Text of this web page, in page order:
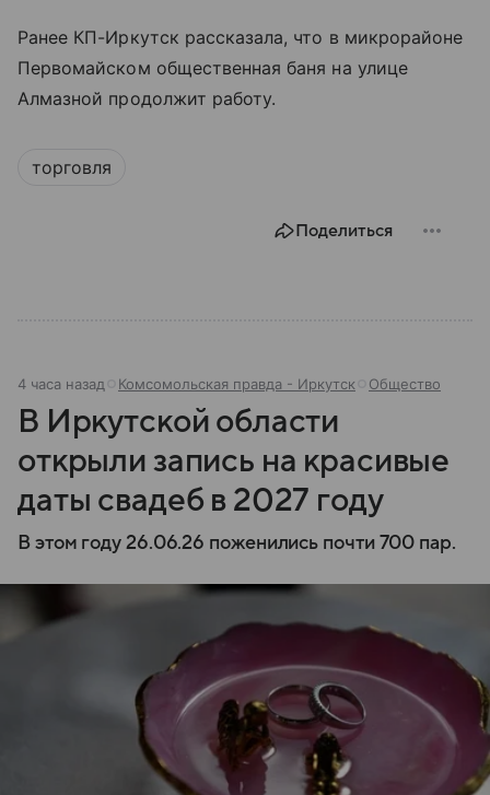
Ранее КП-Иркутск рассказала, что в микрорайоне
Первомайском общественная баня на улице
Алмазной продолжит работу.
торговля
Поделиться
4 часа назад Комсомольская правда - Иркутск Общество
В Иркутской области
открыли запись на красивые
даты свадеб в 2027 году
В этом году 26.06.26 поженились почти 700 пар.